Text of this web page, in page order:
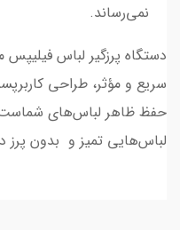
نمی‌رساند.
سریع و مؤثر، طراحی
حفظ ظاهر لباس‌های
لباس‌هایی تمیز و بدون پرز